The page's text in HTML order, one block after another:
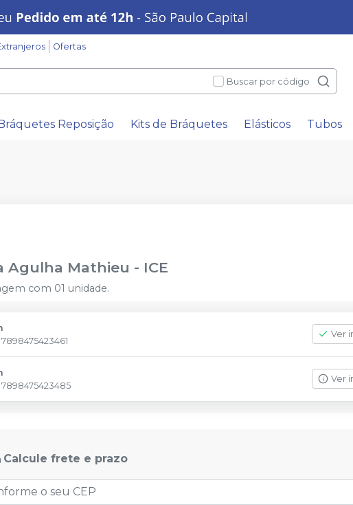
Ofertas
Buscar por código
Reposição Kits de Bráquetes Elásticos Tubos
Agulha Mathieu - ICE
com 01 unidade.
7898475423461
Ver
7898475423485
Ver
Calcule frete e prazo